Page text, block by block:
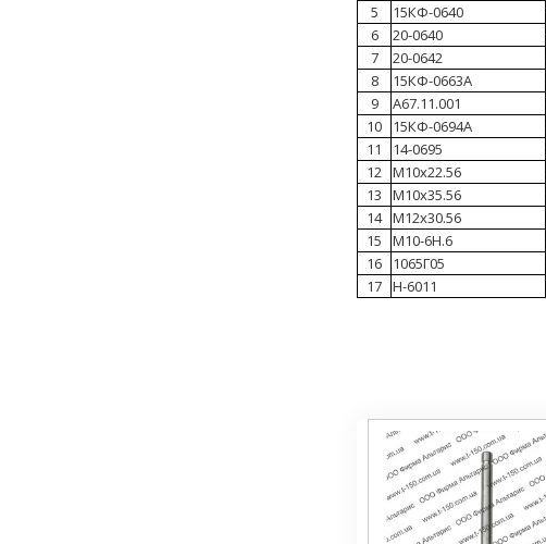
5
15КФ-0640
6
20-0640
7
20-0642
8
15КФ-0663А
9
А67.11.001
10
15КФ-0694А
11
14-0695
12 М10х22.56
13
М10х35.56
14 М12х30.56
15
М10-6Н.6
16
1065Г05
17 Н-6011